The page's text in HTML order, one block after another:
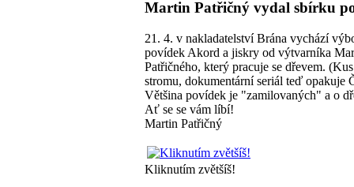
Martin Patřičný vydal sbírku
21. 4. v nakladatelství Brána vychází
povídek Akord a jiskry od výtvarníka
Patřičného, který pracuje se dřevem.
stromu, dokumentární seriál teď opakuje
Většina povídek je "zamilovaných" a o
Ať se se vám líbí!
Martin Patřičný
Kliknutím zvětšíš!